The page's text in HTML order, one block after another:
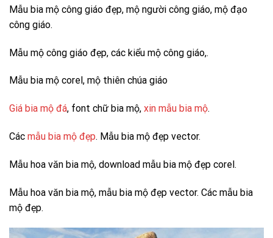
Mẫu bia mộ công giáo đẹp, mộ người công giáo, mộ đạo
công giáo.
Mẫu mộ công giáo đẹp, các kiểu mộ công giáo,.
Mẫu bia mộ corel, mộ thiên chúa giáo
Giá bia mộ đá, font chữ bia mộ, xin mẫu bia mộ.
Các mẫu bia mộ đẹp. Mẫu bia mộ đẹp vector.
Mẫu hoa văn bia mộ, download mẫu bia mộ đẹp corel.
Mẫu hoa văn bia mộ, mẫu bia mộ đẹp vector. Các mẫu bia
mộ đẹp.